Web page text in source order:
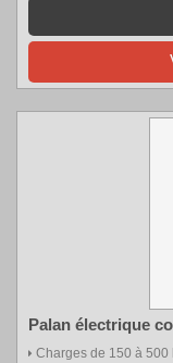
Palan électrique
Charges de 150 à 500